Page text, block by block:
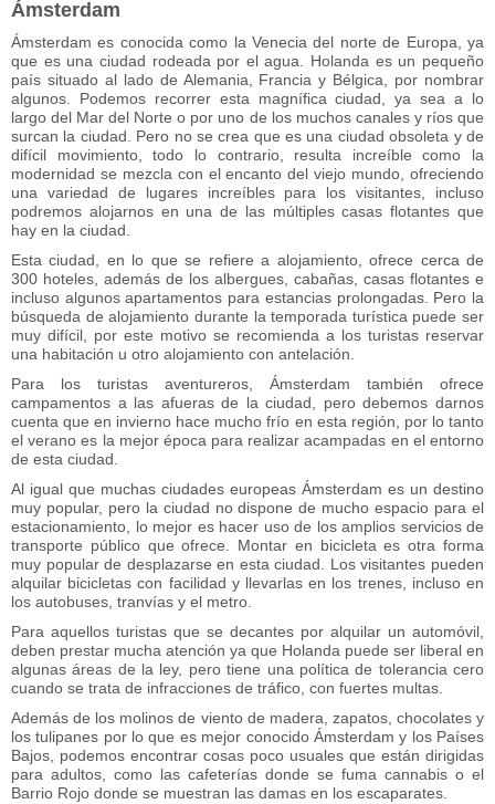
Ámsterdam
Ámsterdam es conocida como la Venecia del norte de Europa, ya
que es una ciudad rodeada por el agua. Holanda es un pequeño
país situado al lado de Alemania, Francia y Bélgica, por nombrar
algunos. Podemos recorrer esta magnífica ciudad, ya sea a lo
largo del Mar del Norte o por uno de los muchos canales y ríos que
surcan la ciudad. Pero no se crea que es una ciudad obsoleta y de
difícil movimiento, todo lo contrario, resulta increíble como la
modernidad se mezcla con el encanto del viejo mundo, ofreciendo
una variedad de lugares increíbles para los visitantes, incluso
podremos alojarnos en una de las múltiples casas flotantes que
hay en la ciudad.
Esta ciudad, en lo que se refiere a alojamiento, ofrece cerca de
300 hoteles, además de los albergues, cabañas, casas flotantes e
incluso algunos apartamentos para estancias prolongadas. Pero la
búsqueda de alojamiento durante la temporada turística puede ser
muy difícil, por este motivo se recomienda a los turistas reservar
una habitación u otro alojamiento con antelación.
Para los turistas aventureros, Ámsterdam también ofrece
campamentos a las afueras de la ciudad, pero debemos darnos
cuenta que en invierno hace mucho frío en esta región, por lo tanto
el verano es la mejor época para realizar acampadas en el entorno
de esta ciudad.
Al igual que muchas ciudades europeas Ámsterdam es un destino
muy popular, pero la ciudad no dispone de mucho espacio para el
estacionamiento, lo mejor es hacer uso de los amplios servicios de
transporte público que ofrece. Montar en bicicleta es otra forma
muy popular de desplazarse en esta ciudad. Los visitantes pueden
alquilar bicicletas con facilidad y llevarlas en los trenes, incluso en
los autobuses, tranvías y el metro.
Para aquellos turistas que se decantes por alquilar un automóvil,
deben prestar mucha atención ya que Holanda puede ser liberal en
algunas áreas de la ley, pero tiene una política de tolerancia cero
cuando se trata de infracciones de tráfico, con fuertes multas.
Además de los molinos de viento de madera, zapatos, chocolates y
los tulipanes por lo que es mejor conocido Ámsterdam y los Países
Bajos, podemos encontrar cosas poco usuales que están dirigidas
para adultos, como las cafeterías donde se fuma cannabis o el
Barrio Rojo donde se muestran las damas en los escaparates.